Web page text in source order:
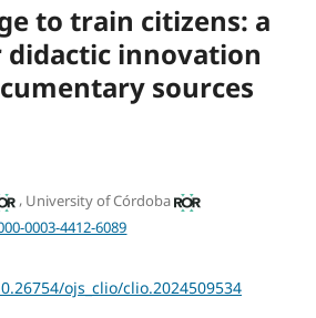
to train citizens: a
didactic innovation
sources
, University of Córdoba
0003-4412-6089
ojs_clio/clio.2024509534